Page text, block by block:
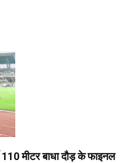
मीटर बाधा दौड़ के फाइनल